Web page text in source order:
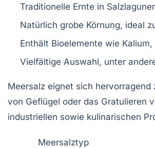
Traditionelle Ernte in
Natürlich grobe Körnung, ideal
Enthält Bioelemente wie
Vielfältige Auswahl, unter
Meersalz eignet sich
von Geflügel oder das Gratulieren
industriellen sowie kulinarischen
Meersalztyp